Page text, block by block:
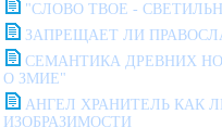
"СЛОВО ТВОЕ -
ЗАПРЕЩАЕТ ЛИ
СЕМАНТИКА ДРЕВНИХ
О ЗМИЕ"
АНГЕЛ ХРАНИТЕЛЬ КАК
ИЗОБРАЗИМОСТИ